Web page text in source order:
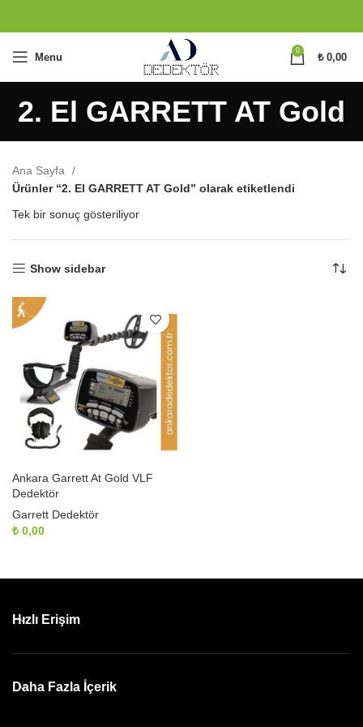
Menu
0
₺0,00
2. El GARRETT AT Gold
Ana Sayfa
Ürünler “2. El GARRETT AT Gold” olarak etiketlendi
Tek bir sonuç gösteriliyor
Show sidebar
Ankara Garrett At Gold VLF
Dedektör
Garrett Dedektör
₺ 0,00
Hızlı Erişim
Daha Fazla İçerik